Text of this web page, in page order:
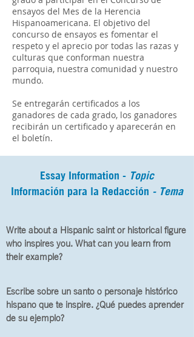
ensayos del Mes de la Herencia
Hispanoamericana. El objetivo del
concurso de ensayos es fomentar el
respeto y el aprecio por todas las razas y
culturas que conforman nuestra
parroquia, nuestra comunidad y nuestro
mundo.
Se entregarán certificados a los
ganadores de cada grado, los ganadores
recibirán un certificado y aparecerán en
el boletín.
Essay Information - Topic
Información para la Redacción - Tema
Write about a Hispanic saint or historical figure
who inspires you. What can you learn from
their example?
Escribe sobre un santo o personaje histórico
hispano que te inspire. ¿Qué puedes aprender
de su ejemplo?